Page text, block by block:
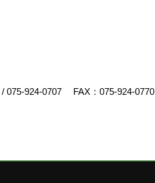
/ 075-924-0707
FAX：075-924-0770